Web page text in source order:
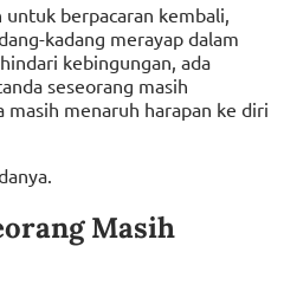
berpacaran kembali,
kadang merayap dalam
kebingungan, ada
seseorang masih
masih menaruh harapan ke diri
Masih